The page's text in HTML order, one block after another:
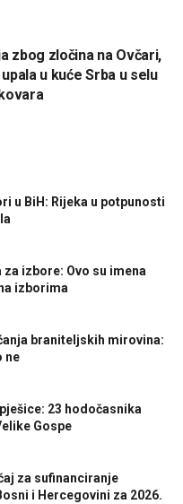
zbog zločina na Ovčari,
u kuće Srba u selu
u BiH: Rijeka u potpunosti
izbore: Ovo su imena
izborima
braniteljskih mirovina:
ne
23 hodočasnika
Gospe
za sufinanciranje
i Hercegovini za 2026.